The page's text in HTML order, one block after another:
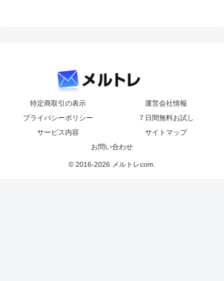
特定商取引の表示
運営会社情報
プライバシーポリシー
７日間無料お試し
サービス内容
サイトマップ
お問い合わせ
© 2016-2026 メルトレcom.